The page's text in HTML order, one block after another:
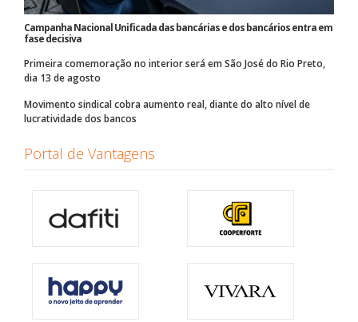
Campanha Nacional Unificada das bancárias e dos bancários entra em
fase decisiva
Primeira comemoração no interior será em São José do Rio Preto,
dia 13 de agosto
Movimento sindical cobra aumento real, diante do alto nível de
lucratividade dos bancos
Portal de Vantagens